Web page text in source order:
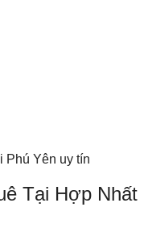
Phú Yên uy tín
Tại Hợp Nhất